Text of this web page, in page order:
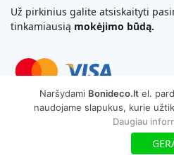
Už pirkinius galite atsiskaityti
tinkamiausią mokėjimo būdą.
Svetainių Kūrimas
Copyright © 2026 MB
Naršydami Bonideco.lt el.
naudojame slapukus, kurie
Daugiau